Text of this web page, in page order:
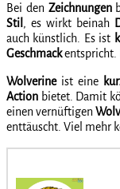
Bei den Zeichnungen
Stil , es wirkt beinah
auch künstlich. Es ist
Geschmackentspricht.
Wolverineist eine
Action bietet. Damit
einen vernüftigen
enttäuscht. Viel mehr